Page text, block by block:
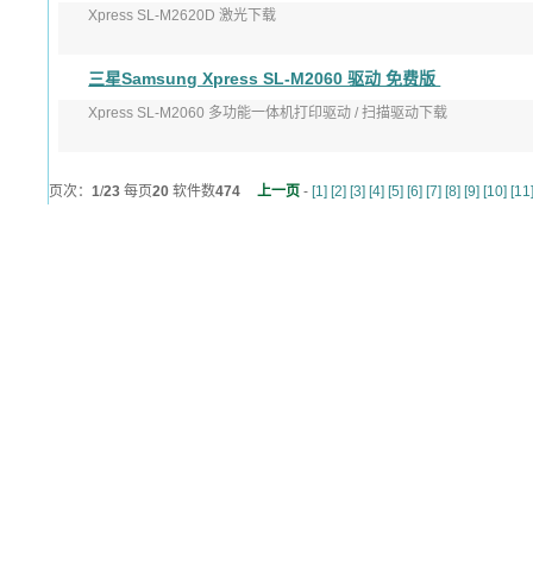
Xpress SL-M2620D 激光下载
版本：V3.13.12.05:24
适用于：W ...
三星Samsung Xpress SL-M2060 驱动 免费版
Xpress SL-M2060 多功能一体机打印驱动 / 扫描驱动下载
发布日期: 2017 ...
页次：1/23 每页20 软件数474 上一页 - [1] [2] [3] [4] [5] [6] [7] [8] [9] [10]